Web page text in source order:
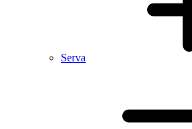
Serva